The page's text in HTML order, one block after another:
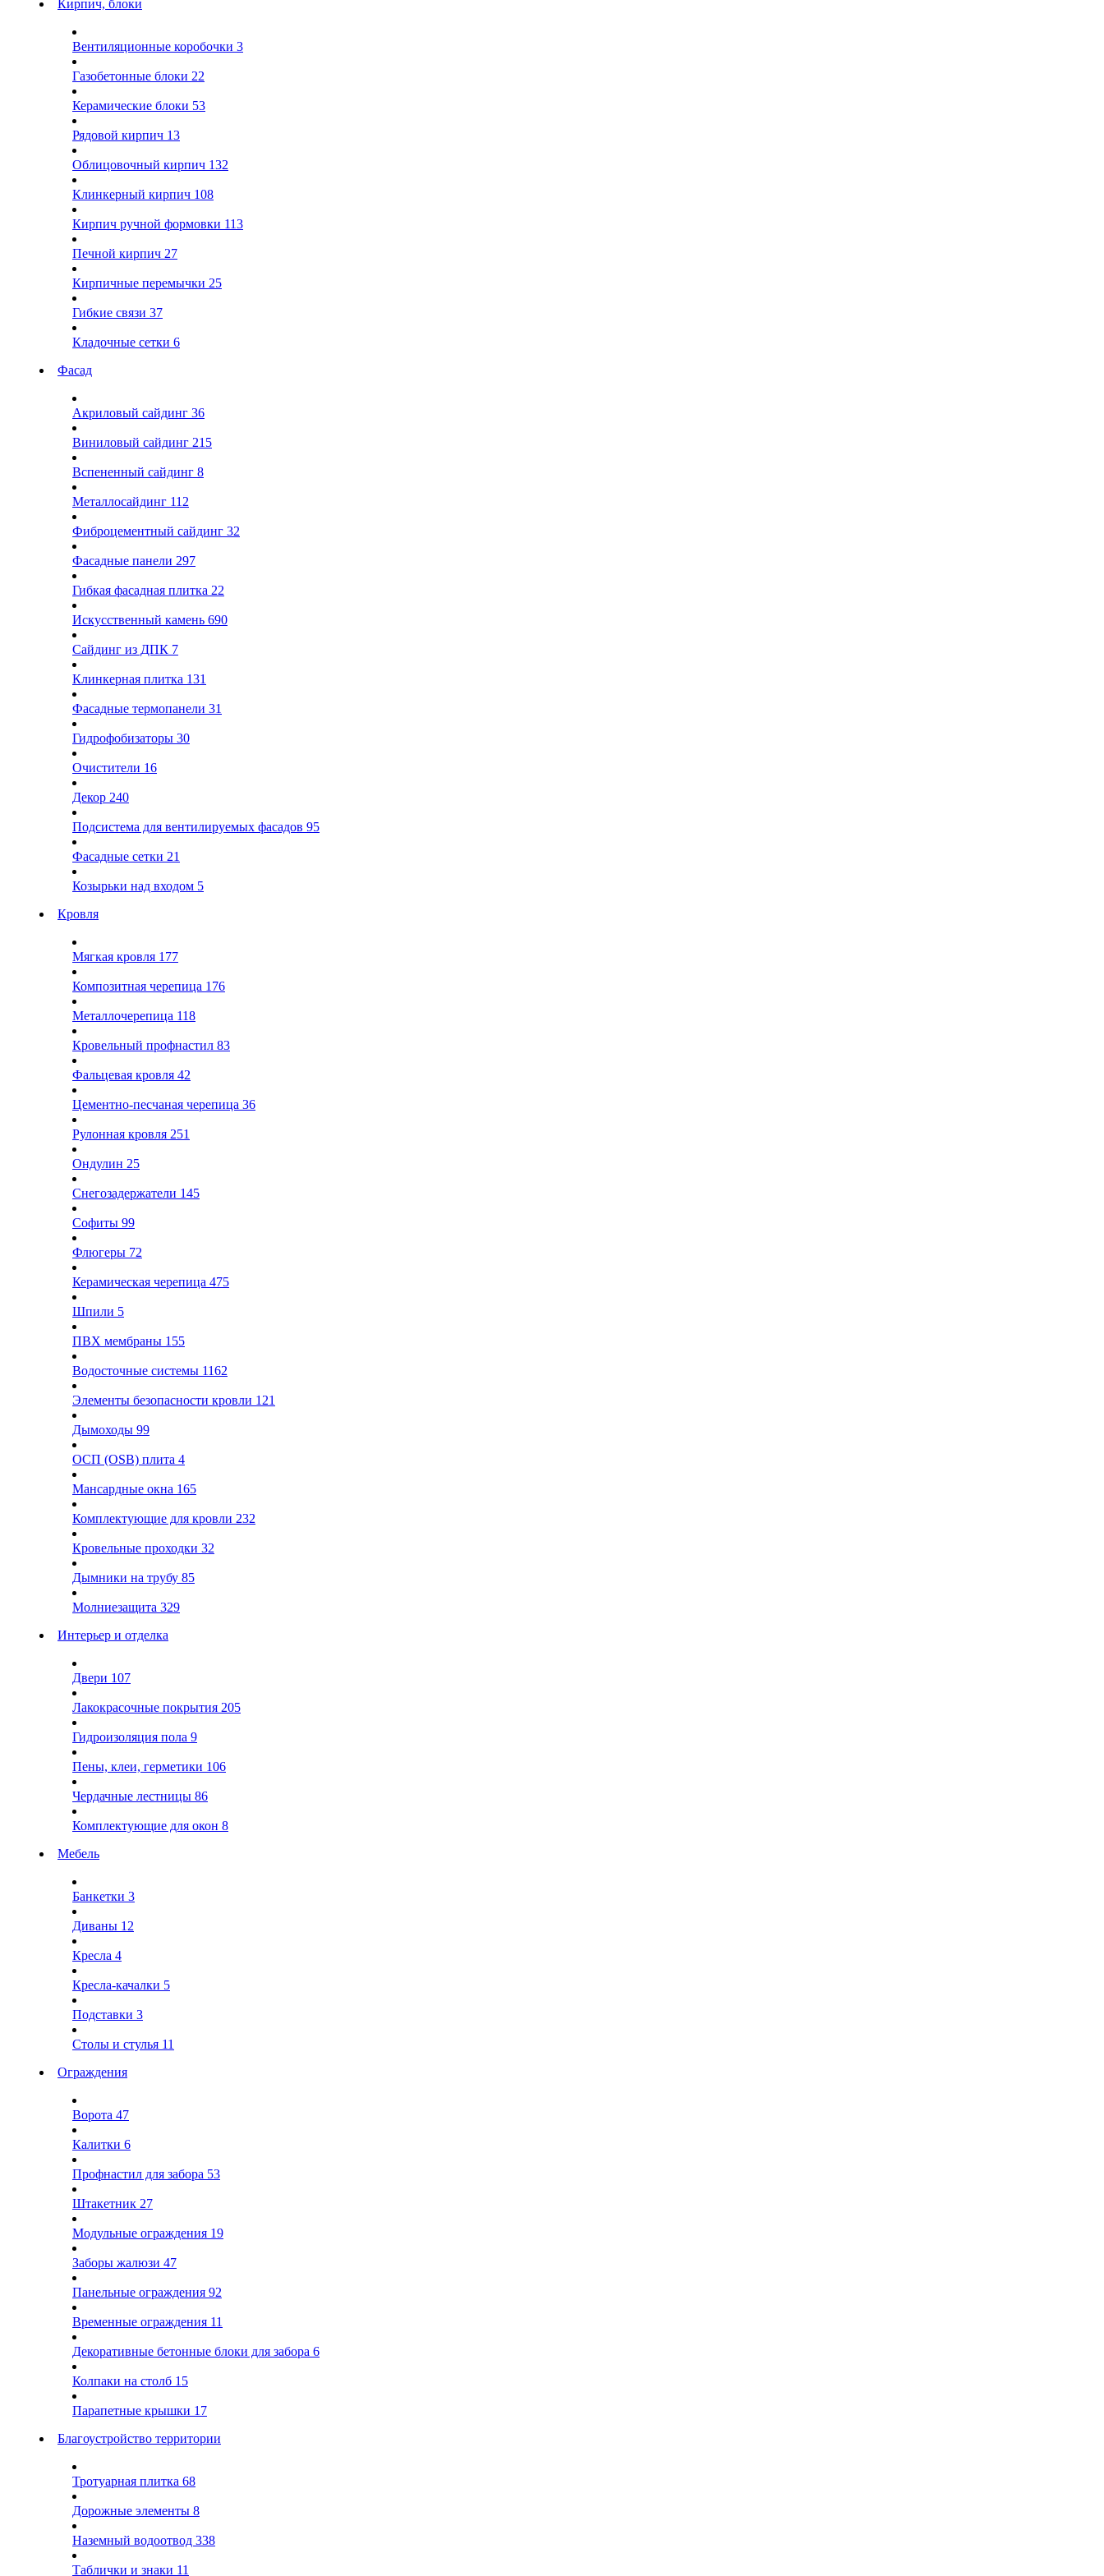
Кирпич, блоки
Вентиляционные коробочки 3
Газобетонные блоки 22
Керамические блоки 53
Рядовой кирпич 13
Облицовочный кирпич 132
Клинкерный кирпич 108
Кирпич ручной формовки 113
Печной кирпич 27
Кирпичные перемычки 25
Гибкие связи 37
Кладочные сетки 6
Фасад
Акриловый сайдинг 36
Виниловый сайдинг 215
Вспененный сайдинг 8
Металлосайдинг 112
Фиброцементный сайдинг 32
Фасадные панели 297
Гибкая фасадная плитка 22
Искусственный камень 690
Сайдинг из ДПК 7
Клинкерная плитка 131
Фасадные термопанели 31
Гидрофобизаторы 30
Очистители 16
Декор 240
Подсистема для вентилируемых фасадов 95
Фасадные сетки 21
Козырьки над входом 5
Кровля
Мягкая кровля 177
Композитная черепица 176
Металлочерепица 118
Кровельный профнастил 83
Фальцевая кровля 42
Цементно-песчаная черепица 36
Рулонная кровля 251
Ондулин 25
Снегозадержатели 145
Софиты 99
Флюгеры 72
Керамическая черепица 475
Шпили 5
ПВХ мембраны 155
Водосточные системы 1162
Элементы безопасности кровли 121
Дымоходы 99
ОСП (OSB) плита 4
Мансардные окна 165
Комплектующие для кровли 232
Кровельные проходки 32
Дымники на трубу 85
Молниезащита 329
Интерьер и отделка
Двери 107
Лакокрасочные покрытия 205
Гидроизоляция пола 9
Пены, клеи, герметики 106
Чердачные лестницы 86
Комплектующие для окон 8
Мебель
Банкетки 3
Диваны 12
Кресла 4
Кресла-качалки 5
Подставки 3
Столы и стулья 11
Ограждения
Ворота 47
Калитки 6
Профнастил для забора 53
Штакетник 27
Модульные ограждения 19
Заборы жалюзи 47
Панельные ограждения 92
Временные ограждения 11
Декоративные бетонные блоки для забора 6
Колпаки на столб 15
Парапетные крышки 17
Благоустройство территории
Тротуарная плитка 68
Дорожные элементы 8
Наземный водоотвод 338
Таблички и знаки 11